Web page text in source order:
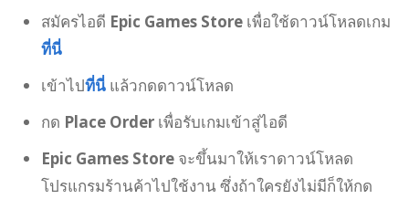
สมัครไอดี Epic Games Store เพื่อใช้ดาวน์โหลดเกม
ที่นี่
เข้าไปที่นี่ แล้วกดดาวน์โหลด
กด Place Order เพื่อรับเกมเข้าสู่ไอดี
Epic Games Store จะขึ้นมาให้เราดาวน์โหลด
โปรแกรมร้านค้าไปใช้งาน ซึ่งถ้าใครยังไม่มีก็ให้กด